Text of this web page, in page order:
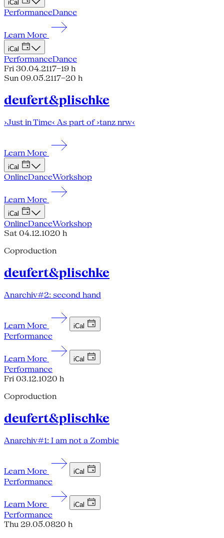
iCal
PerformanceDance
Learn More
iCal
PerformanceDance
Fri 30.04.2117–19 h
Sun 09.05.2117–20 h
deufert&plischke
›Just in Time‹ As part of ›tanz nrw‹
Learn More
iCal
OnlineDanceWorkshop
Learn More
iCal
OnlineDanceWorkshop
Sat 04.12.1020 h
Coproduction
deufert&plischke
Anarchiv#2: second hand
Learn More iCal
Performance
Learn More iCal
Performance
Fri 03.12.1020 h
Coproduction
deufert&plischke
Anarchiv#1: I am not a Zombie
Learn More iCal
Performance
Learn More iCal
Performance
Thu 29.05.0820 h